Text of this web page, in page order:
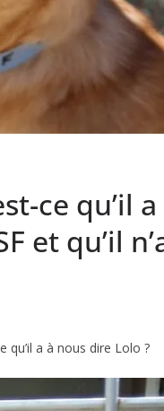
ce qu’il
et qu’il
qu’il a à nous dire Lolo ?